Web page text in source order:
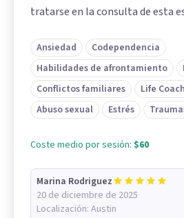
tratarse en la consulta de esta
Ansiedad
Codependencia
Habilidades de afrontamiento
Conflictos familiares
Life
Abuso sexual
Estrés
Coste medio por sesión: $60
Marina Rodriguez
20 de diciembre de 2025
Localización: Austin